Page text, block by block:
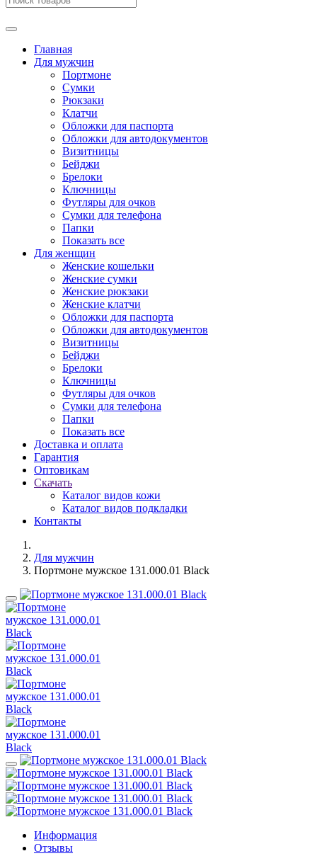
Главная
Для мужчин
Портмоне
Сумки
Рюкзаки
Клатчи
Обложки для паспорта
Обложки для автодокументов
Визитницы
Бейджи
Брелоки
Ключницы
Футляры для очков
Сумки для телефона
Папки
Показать все
Для женщин
Женские кошельки
Женские сумки
Женские рюкзаки
Женские клатчи
Обложки для паспорта
Обложки для автодокументов
Визитницы
Бейджи
Брелоки
Ключницы
Футляры для очков
Сумки для телефона
Папки
Показать все
Доставка и оплата
Гарантия
Оптовикам
Скачать
Каталог видов кожи
Каталог видов подкладки
Контакты
Для мужчин
Портмоне мужское 131.000.01 Black
Информация
Отзывы